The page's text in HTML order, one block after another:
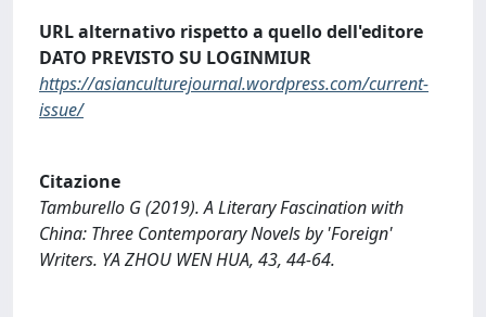
URL alternativo rispetto a quello dell'editore
DATO PREVISTO SU LOGINMIUR
https://asianculturejournal.wordpress.com/current-
issue/
Citazione
Tamburello G (2019). A Literary Fascination with
China: Three Contemporary Novels by 'Foreign'
Writers. YA ZHOU WEN HUA, 43, 44-64.